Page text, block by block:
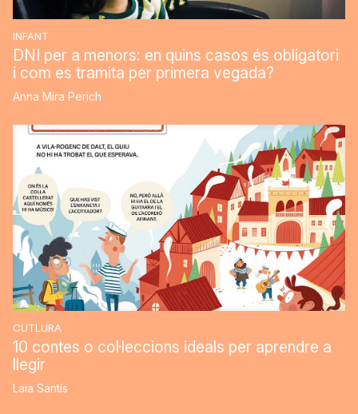
INFANT
DNI per a menors: en quins casos és obligatori
i com es tramita per primera vegada?
Anna Mira Perich
CUTLURA
10 contes o col·leccions ideals per aprendre a
llegir
Laia Santís